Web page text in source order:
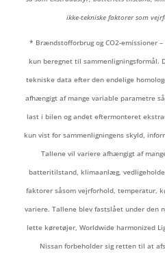
ikke-tekniske faktorer som
* Brændstofforbrug og CO2-emissioner
kun beregnet til sammenligningsformål.
tekniske data efter den endelige
afhængigt af mange variable parametre
last i bilen og andet eftermonteret
kun vist for sammenligningens skyld,
Tallene vil variere afhængigt af
batteritilstand, klimaanlæg,
faktorer såsom vejrforhold, temperatur,
variere. Tallene blev fastslået under den
lette køretøjer, Worldwide harmonized
Nissan forbeholder sig retten til at